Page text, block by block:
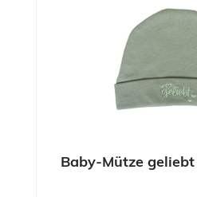
Baby-Mütze